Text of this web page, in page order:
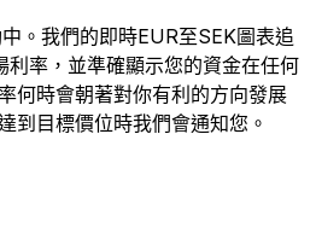
。我們的即時EUR至SEK圖表追
利率，並準確顯示您的資金在任何
何時會朝著對你有利的方向發展
到目標價位時我們會通知您。